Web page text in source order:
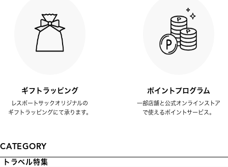
ギフトラッピング
レスポートサックオリジナルの
ギフトラッピングにて承ります。
ポイントプログラム
一部店舗と公式オンラインストア
で使えるポイントサービス。
CATEGORY
トラベル特集